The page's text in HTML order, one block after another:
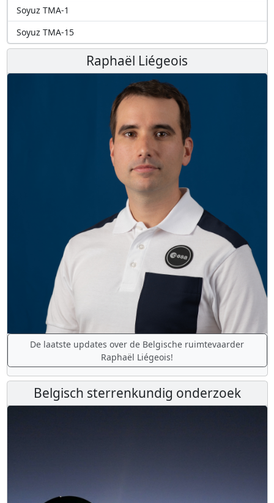
Soyuz TMA-1
Soyuz TMA-15
Raphaël Liégeois
De laatste updates over de Belgische ruimtevaarder
Raphaël Liégeois!
Belgisch sterrenkundig onderzoek